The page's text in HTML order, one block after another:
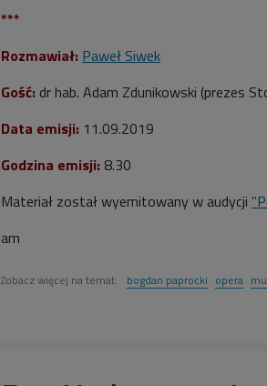
***
Rozmawiał: Paweł Siwek
Gość: dr hab. Adam Zdunikowski (prezes
Data emisji: 11.09.2019
Godzina emisji: 8.30
Materiał został wyemitowany w audycji
am
Zobacz więcej na temat: bogdan paprocki opera